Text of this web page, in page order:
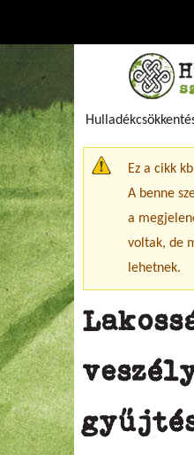
Ez a cikk
A benne
a
voltak, de
lehetnek.